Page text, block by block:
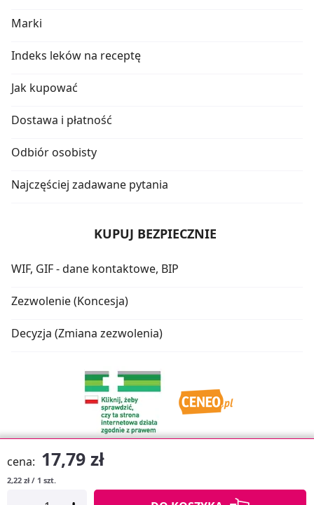
cena: 17,79 zł
2,22 zł / 1 szt.
Marki
Indeks leków na receptę
Jak kupować
Dostawa i płatność
Odbiór osobisty
Najczęściej zadawane pytania
KUPUJ BEZPIECZNIE
WIF, GIF - dane kontaktowe, BIP
Zezwolenie (Koncesja)
Decyzja (Zmiana zezwolenia)